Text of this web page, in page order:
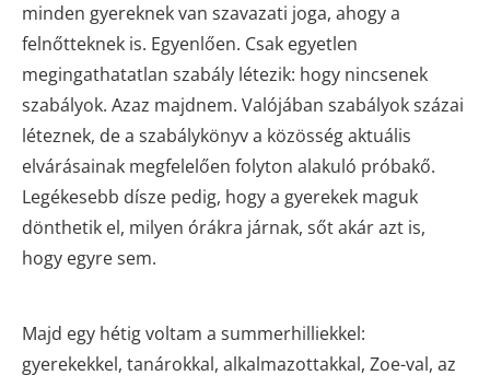
minden gyereknek van szavazati joga, ahogy a
felnőtteknek is. Egyenlően. Csak egyetlen
megingathatatlan szabály létezik: hogy nincsenek
szabályok. Azaz majdnem. Valójában szabályok százai
léteznek, de a szabálykönyv a közösség aktuális
elvárásainak megfelelően folyton alakuló próbakő.
Legékesebb dísze pedig, hogy a gyerekek maguk
dönthetik el, milyen órákra járnak, sőt akár azt is,
hogy egyre sem.
Majd egy hétig voltam a summerhilliekkel:
gyerekekkel, tanárokkal, alkalmazottakkal, Zoe-val, az